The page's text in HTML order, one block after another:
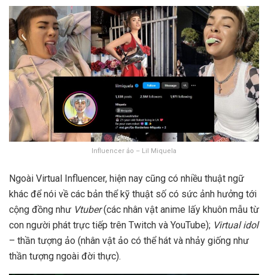
Influencer ảo – Lil Miquela
Ngoài Virtual Influencer, hiện nay cũng có nhiều thuật ngữ
khác để nói về các bản thể kỹ thuật số có sức ảnh hưởng tới
cộng đồng như Vtuber(các nhân vật anime lấy khuôn mẫu từ
con người phát trực tiếp trên Twitch và YouTube); Virtual idol
– thần tượng ảo (nhân vật ảo có thể hát và nhảy giống như
thần tượng ngoài đời thực).